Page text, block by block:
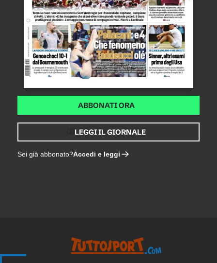
ABBONATI ORA
LEGGI IL GIORNALE
Sei già abbonato?Accedi e leggi